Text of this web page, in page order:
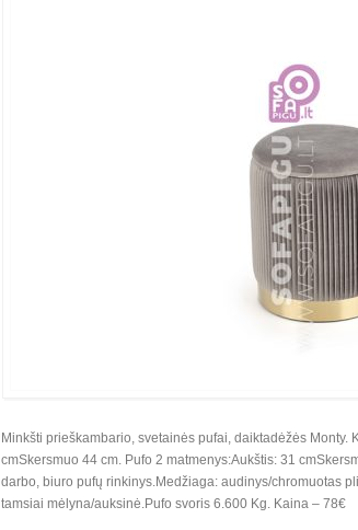
Minkšti prieškambario, svetainės pufai, daiktadėžės Monty.
cmSkersmuo 44 cm. Pufo 2 matmenys:Aukštis: 31
darbo, biuro pufų rinkinys.Medžiaga: audinys/chromuotas
tamsiai mėlyna/auksinė.Pufo svoris 6.600 Kg. Kaina – 78€